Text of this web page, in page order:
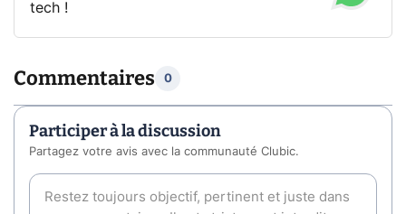
tech !
Commentaires 0
Participer à la discussion
Partagez votre avis avec la communauté Clubic.